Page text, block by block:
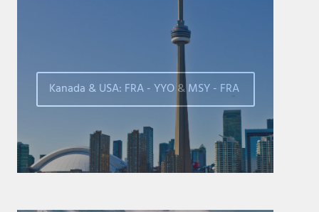
Kanada & USA: FRA - YYO & MSY - FRA